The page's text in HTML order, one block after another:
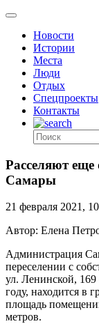
Новости
Истории
Места
Люди
Отдых
Спецпроекты
Контакты
Расселяют
Самары
21 февраля 2021,
Автор: Елена
Администрация
переселении с
ул. Ленинской,
году, находится в
площадь
метров.